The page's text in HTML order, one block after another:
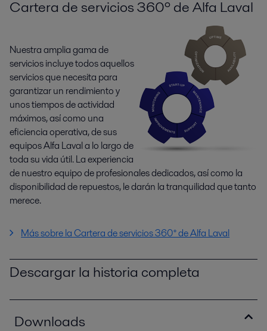
Cartera de servicios 360º de Alfa Laval
Nuestra amplia gama de
servicios incluye todos aquellos
servicios que necesita para
garantizar un rendimiento y
unos tiempos de actividad
máximos, así como una
eficiencia operativa, de sus
equipos Alfa Laval a lo largo de
toda su vida útil. La experiencia
de nuestro equipo de profesionales dedicados, así como la
disponibilidad de repuestos, le darán la tranquilidad que tanto
merece.
Más sobre la Cartera de servicios 360° de Alfa Laval
Descargar la historia completa
Downloads